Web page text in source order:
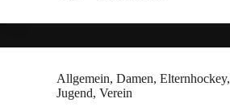
Allgemein, Damen, Elternhockey,
Jugend, Verein